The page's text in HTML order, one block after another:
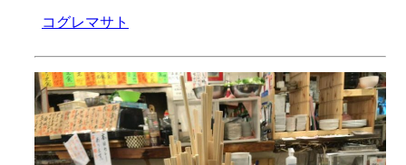
コグレマサト